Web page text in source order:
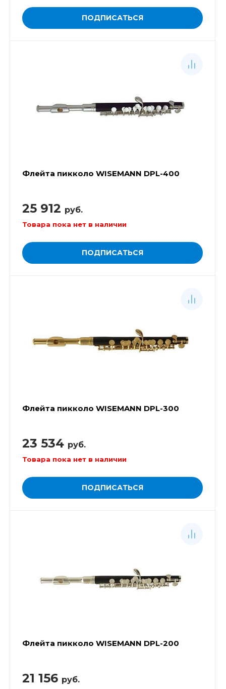
ПОДПИСАТЬСЯ
Флейта пикколо WISEMANN DPL-400
25 912 руб.
Товара пока нет в наличии
ПОДПИСАТЬСЯ
Флейта пикколо WISEMANN DPL-300
23 534 руб.
Товара пока нет в наличии
ПОДПИСАТЬСЯ
Флейта пикколо WISEMANN DPL-200
21 156 руб.